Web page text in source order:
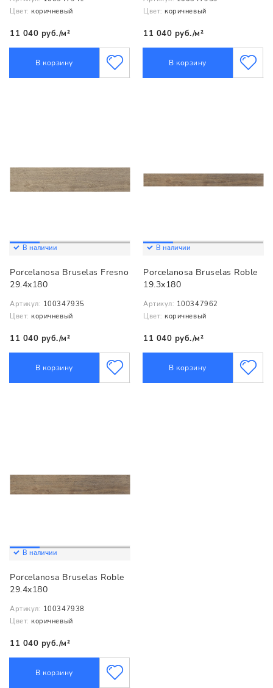
Цвет: коричневый
11 040 руб./м²
В корзину
Цвет: коричневый
11 040 руб./м²
В корзину
В наличии
Porcelanosa Bruselas Fresno
29.4x180
Артикул: 100347935
Цвет: коричневый
11 040 руб./м²
В корзину
В наличии
Porcelanosa Bruselas Roble
19.3x180
Артикул: 100347962
Цвет: коричневый
11 040 руб./м²
В корзину
В наличии
Porcelanosa Bruselas Roble
29.4x180
Артикул: 100347938
Цвет: коричневый
11 040 руб./м²
В корзину